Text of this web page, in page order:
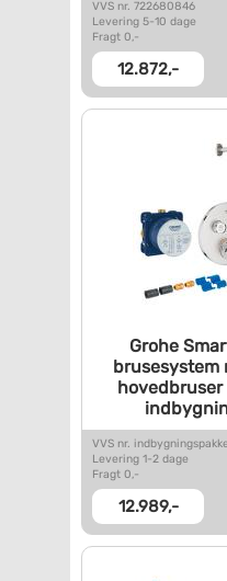
VVS nr. 722680846
Levering 5-10 dage
Fragt 0,-
12.872,-
Grohe
brusesystem
VVS nr.
Levering 1-2 dage
Fragt 0,-
12.989,-